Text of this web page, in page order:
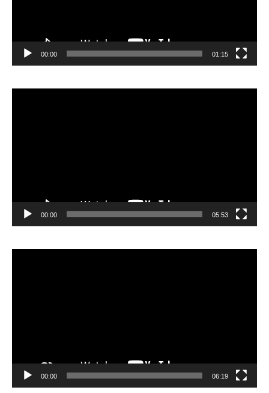
00:00 01:15
00:00 05:53
00:00 06:19